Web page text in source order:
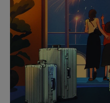
TE
HEFFEN